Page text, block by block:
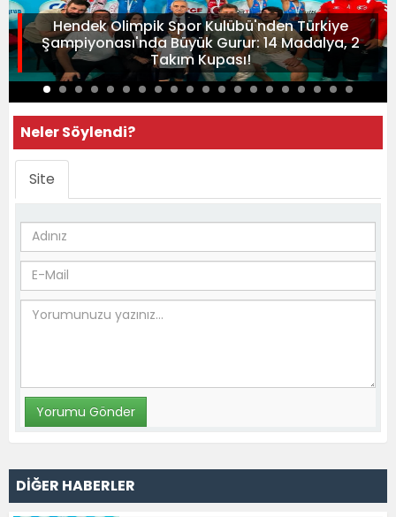
Hendek Olimpik Spor Kulübü'nden Türkiye
Şampiyonası'nda Büyük Gurur: 14 Madalya, 2
Takım Kupası!
Neler Söylendi?
Site
DİĞER HABERLER